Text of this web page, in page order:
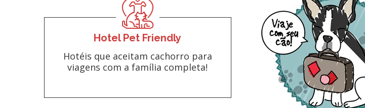
Hotel Pet Friendly
Hotéis que aceitam cachorro para
viagens com a família completa!